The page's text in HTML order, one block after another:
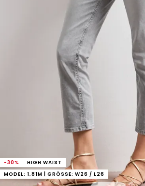
-30%
HIGH WAIST
MODEL: 1,81M | GRÖSSE: W26 / L26